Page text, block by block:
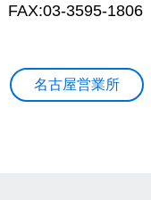
FAX:03-3595-1806
名古屋営業所